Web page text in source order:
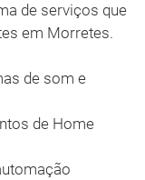
de serviços que
em Morretes.
de som e
de Home